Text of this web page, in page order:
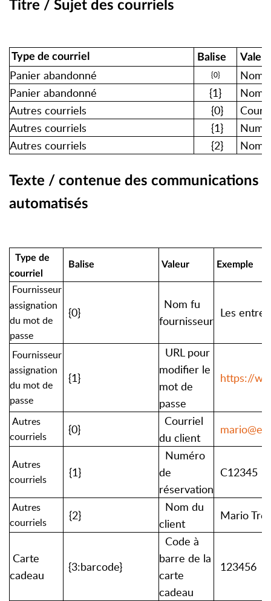
Titre / Sujet des courriels
Type de courriel Balise Valeur
Panier abandonné {0}
Nom
Panier abandonné
{1}
Autres courriels
{0}
Autres courriels
{1}
Autres courriels
{2} Nom
Texte / contenue des communications
automatisés
Type de
courriel
Balise Valeur Exemple
Fournisseur
assignation
du mot de
passe
{0}
Nom fu
fournisseur
Les
Fournisseur
assignation
du mot de
passe
{1}
URL pour
modifier le
mot de
passe
https://
Autres
courriels
{0}
Courriel
du client
Autres
courriels
{1}
Numéro
de
réservation
C12345
Autres
courriels
{2}
Nom du
client
Mario
Carte
cadeau
{3:barcode}
Code à
barre de la
carte
cadeau
123456